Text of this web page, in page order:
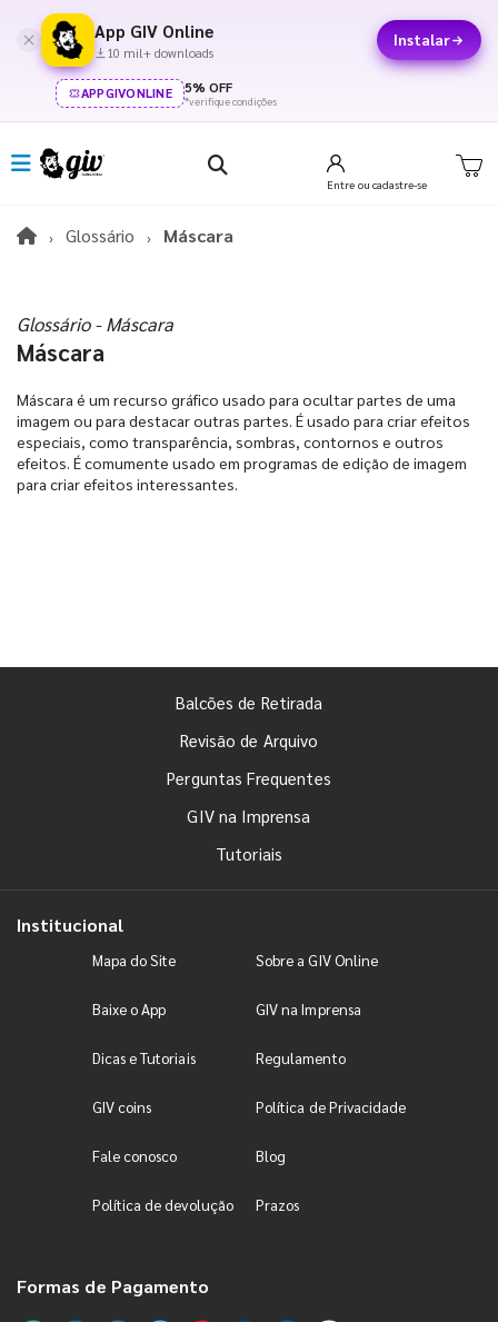
App GIV Online
10 mil+ downloads
Instalar
APPGIVONLINE 5% OFF
*verifique condições
Entre ou cadastre-se
Glossário Máscara
Glossário - Máscara
Máscara
Máscara é um recurso gráfico usado para ocultar partes de uma
imagem ou para destacar outras partes. É usado para criar efeitos
especiais, como transparência, sombras, contornos e outros
efeitos. É comumente usado em programas de edição de imagem
para criar efeitos interessantes.
Balcões de Retirada
Revisão de Arquivo
Perguntas Frequentes
GIV na Imprensa
Tutoriais
Institucional
Mapa do Site Sobre a GIV Online
Baixe o App GIV na Imprensa
Dicas e Tutoriais Regulamento
GIV coins Política de Privacidade
Fale conosco Blog
Política de devolução Prazos
Formas de Pagamento